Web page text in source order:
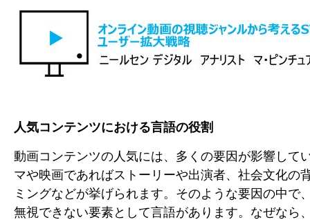
人気コンテンツにおける言語の役割
動画コンテンツの人気には、多くの要因が影響して
マや映画であればストーリーや出演者、社会文化の
ミングなどが挙げられます。そのような要因の中で
無視できない要素として言語があります。なぜなら